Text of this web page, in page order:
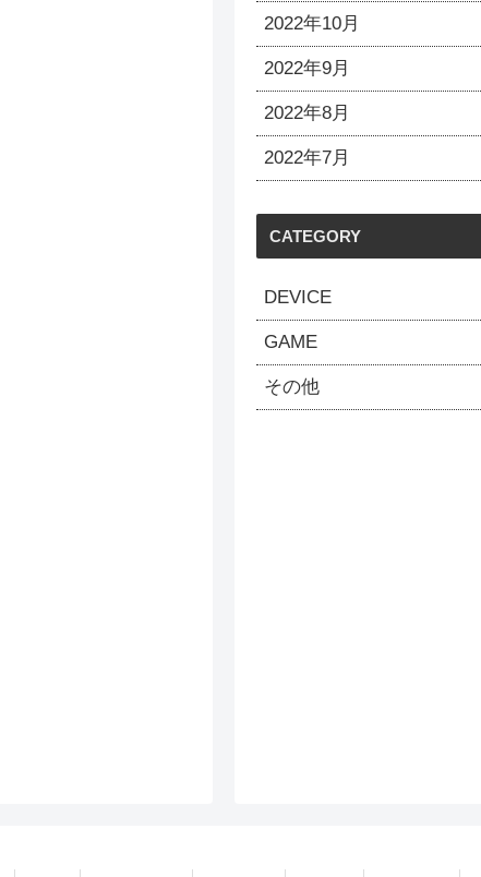
2022年10月
2022年9月
2022年8月
2022年7月
CATEGORY
DEVICE
GAME
その他